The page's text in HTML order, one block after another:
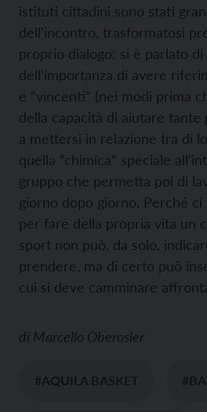
istituti cittadini sono stati
dell'incontro, trasformatosi
proprio dialogo: si è parlato di
dell'importanza di avere
e “vincenti” (nei modi prima
della capacità di aiutare tante
a mettersi in relazione tra di
quella “chimica” speciale
gruppo che permetta poi di
giorno dopo giorno. Perché
per fare della propria vita un
sport non può, da solo,
prendere, ma di certo può
cui si deve camminare
di Marcello Oberosler
#AQUILA BASKET